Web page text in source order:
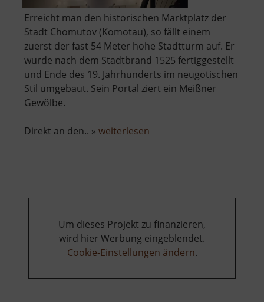
Erreicht man den historischen Marktplatz der
Stadt Chomutov (Komotau), so fällt einem
zuerst der fast 54 Meter hohe Stadtturm auf. Er
wurde nach dem Stadtbrand 1525 fertiggestellt
und Ende des 19. Jahrhunderts im neugotischen
Stil umgebaut. Sein Portal ziert ein Meißner
Gewölbe.
Direkt an den.. » weiterlesen
Nanebevzetí
Marie
Um dieses Projekt zu finanzieren,
wird hier Werbung eingeblendet.
Cookie-Einstellungen ändern.